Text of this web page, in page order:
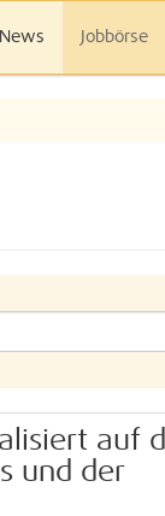
News Jobbörse
auf
und der